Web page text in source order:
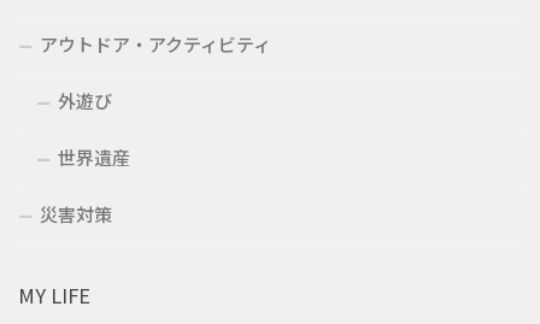
アウトドア・アクティビティ
外遊び
世界遺産
災害対策
MY LIFE